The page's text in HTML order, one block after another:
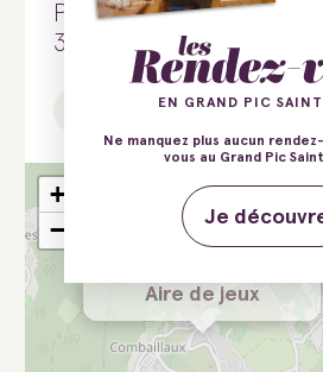
Place aux Jeunes
34980 Combaillaux
Aire de jeux
+
−
EN GRAND PIC
Ne manquez plus aucun
vous au Grand Pic
Je